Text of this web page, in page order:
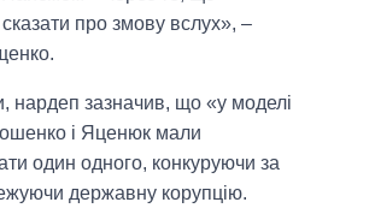
про змову вслух», –
нардеп зазначив, що «у моделі
і Яценюк мали
один одного, конкуруючи за
державну корупцію.